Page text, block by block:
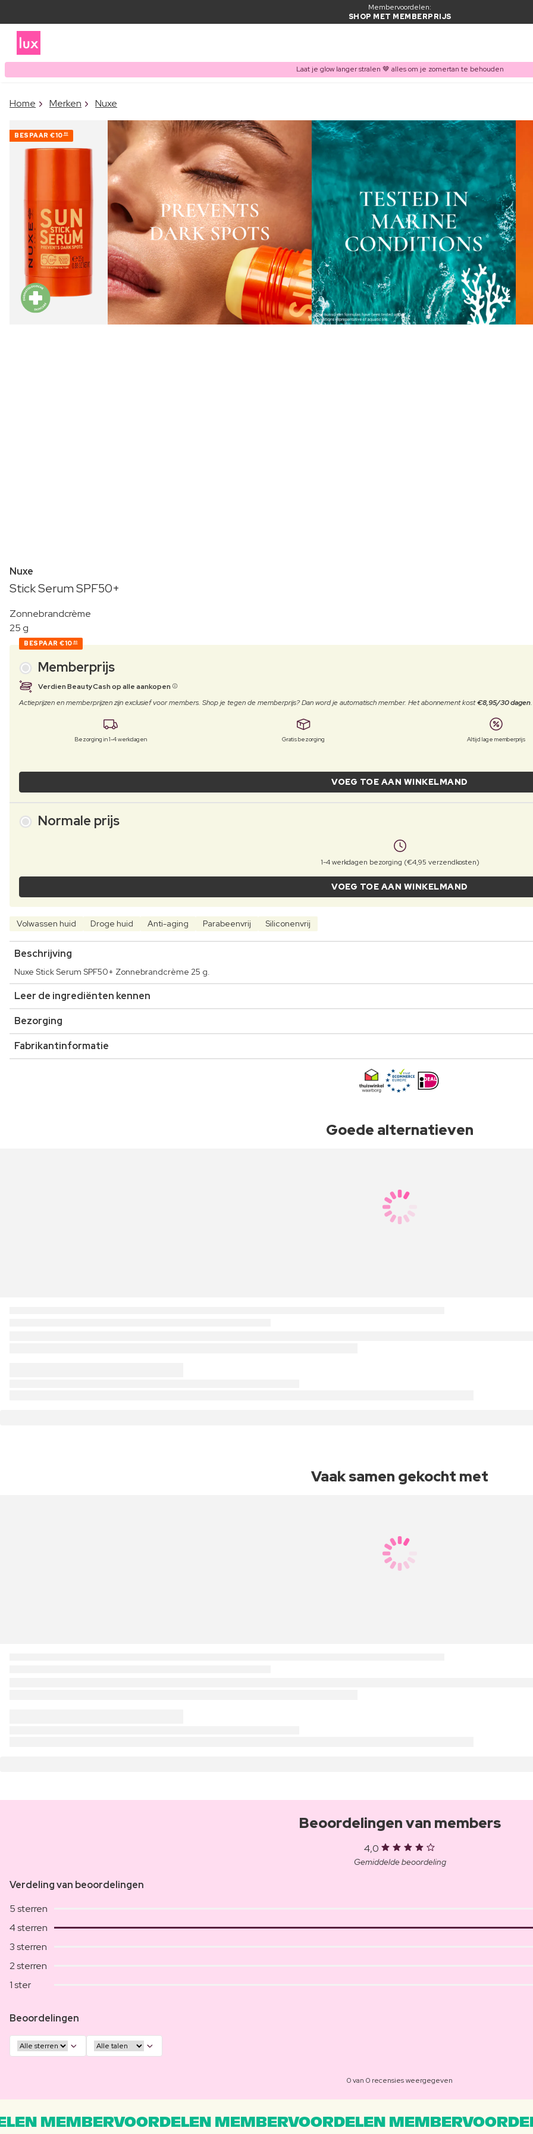
Membervoordelen:
SHOP MET MEMBERPRIJS
Laat je glow langer stralen 🤎 alles om je zomertan te behouden
Home Merken Nuxe
BESPAAR €10 80
Nuxe
Stick Serum SPF50+
Zonnebrandcrème
25 g
BESPAAR €10 80
Memberprijs
Verdien BeautyCash op alle aankopen
Actieprijzen en memberprijzen zijn exclusief voor members. Shop je tegen de memberprijs? Dan word je automatisch member. Het abonnement kost€8,95/30 dagen
Bezorging in 1-4 werkdagen Gratis bezorging Altijd lage memberprijs
VOEG TOE AAN WINKELMAND
Normale prijs
1-4 werkdagen bezorging (€4,95 verzendkosten)
VOEG TOE AAN WINKELMAND
Volwassen huid Droge huid Anti-aging Parabeenvrij Siliconenvrij
Beschrijving
Nuxe Stick Serum SPF50+ Zonnebrandcrème 25 g.
Leer de ingrediënten kennen
Bezorging
Fabrikantinformatie
Goede alternatieven
Vaak samen gekocht met
Beoordelingen van members
4,0
Gemiddelde beoordeling
Verdeling van beoordelingen
5 sterren
4 sterren
3 sterren
2 sterren
1 ster
Beoordelingen
0 van 0 recensies weergegeven
MEMBERVOORDELEN MEMBERVOORDELEN